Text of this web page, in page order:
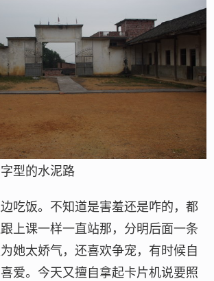
型的水泥路
吃饭。不知道是害羞还是咋的，都
上课一样一直站那，分明后面一条
她太娇气，还喜欢争宠，有时候自
爱。今天又擅自拿起卡片机说要照